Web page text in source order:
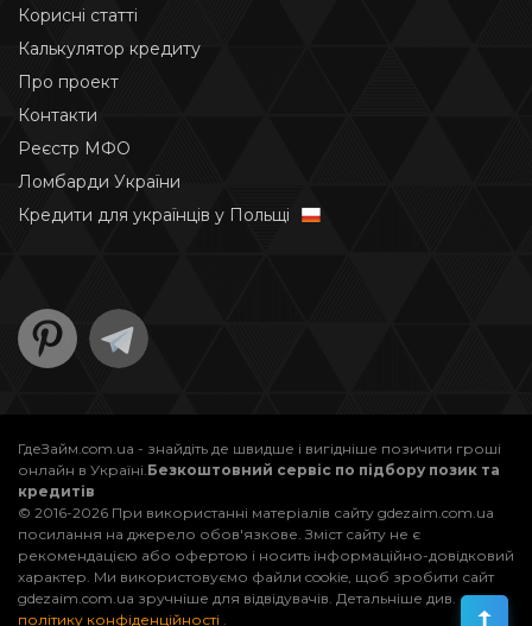
Корисні статті
Калькулятор кредиту
Про проект
Контакти
Реєстр МФО
Ломбарди України
Кредити для українців у Польщі
ГдеЗайм.com.ua - знайдіть де швидше і вигідніше позичити гроші
онлайн в Україні.Безкоштовний сервіс по підбору позик та
кредитів
© 2016-2026 При використанні матеріалів сайту gdezaim.com.ua
посилання на джерело обов'язкове. Зміст сайту не є
рекомендацією або офертою і носить інформаційно-довідковий
характер. Ми використовуємо файли cookie, щоб зробити сайт
gdezaim.com.ua зручніше для відвідувачів. Детальніше див.
політику конфіденційності .